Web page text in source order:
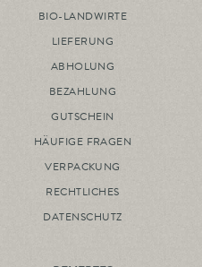
BIO-LANDWIRTE
LIEFERUNG
ABHOLUNG
BEZAHLUNG
GUTSCHEIN
HÄUFIGE FRAGEN
VERPACKUNG
RECHTLICHES
DATENSCHUTZ